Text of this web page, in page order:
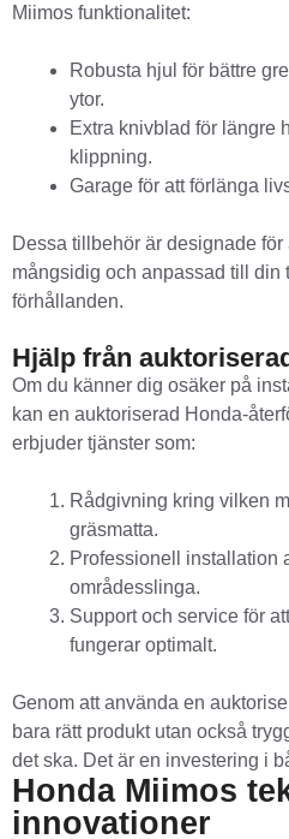
Miimos funktionalitet:
Robusta hjul för bättre
ytor.
Extra knivblad för längre
klippning.
Garage för att förlänga
Dessa tillbehör är designade
mångsidig och anpassad till din
förhållanden.
Hjälp från
Om du känner dig osäker på
kan en auktoriserad Honda-
erbjuder tjänster som:
Rådgivning kring vilken
gräsmatta.
Professionell installation
områdesslinga.
Support och service för
fungerar optimalt.
Genom att använda en
bara rätt produkt utan också
det ska. Det är en investering i
Honda Miimos
innovationer